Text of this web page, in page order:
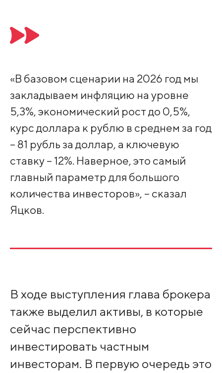
«В базовом сценарии на 2026 год мы
закладываем инфляцию на уровне
5,3%, экономический рост до 0,5%,
курс доллара к рублю в среднем за год
– 81 рубль за доллар, а ключевую
ставку – 12%. Наверное, это самый
главный параметр для большого
количества инвесторов», – сказал
Яцков.
В ходе выступления глава брокера
также выделил активы, в которые
сейчас перспективно
инвестировать частным
инвесторам. В первую очередь это